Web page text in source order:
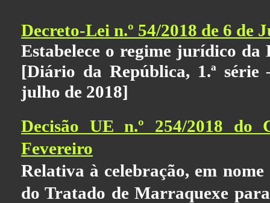
Decreto-Lei n.º 54/2018 de 6 de
Estabelece o regime jurídico da
[Diário da República, 1.ª
julho de 2018]
Decisão UE n.º 254/2018 do
Fevereiro
Relativa à celebração, em
do Tratado de Marraquexe